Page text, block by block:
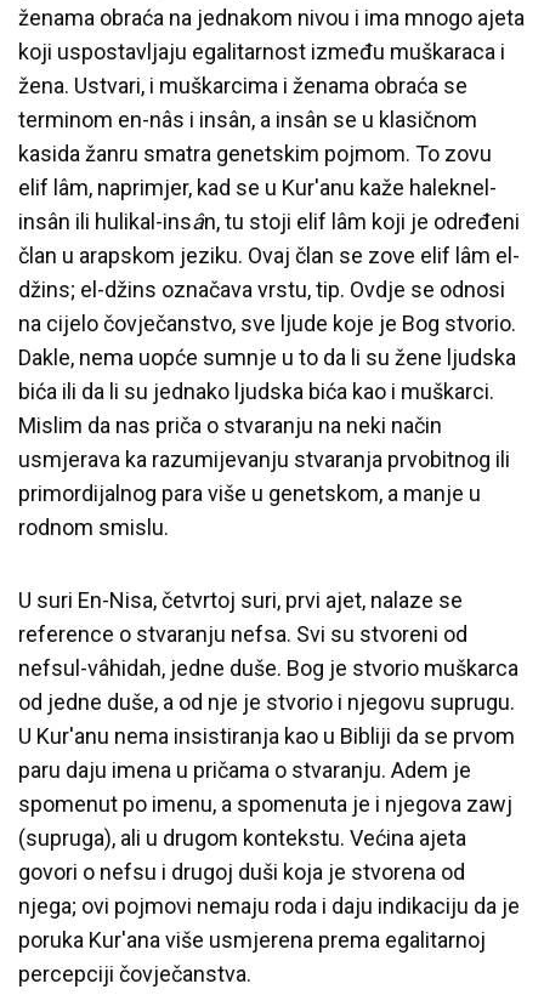
ženama obraća na jednakom nivou i ima mnogo ajeta
koji uspostavljaju egalitarnost između muškaraca i
žena. Ustvari, i muškarcima i ženama obraća se
terminom en-nâs i insân, a insân se u klasičnom
kasida žanru smatra genetskim pojmom. To zovu
elif lâm, naprimjer, kad se u Kur'anu kaže haleknel-
insân ili hulikal-insân, tu stoji elif lâm koji je određeni
član u arapskom jeziku. Ovaj član se zove elif lâm el-
džins; el-džins označava vrstu, tip. Ovdje se odnosi
na cijelo čovječanstvo, sve ljude koje je Bog stvorio.
Dakle, nema uopće sumnje u to da li su žene ljudska
bića ili da li su jednako ljudska bića kao i muškarci.
Mislim da nas priča o stvaranju na neki način
usmjerava ka razumijevanju stvaranja prvobitnog ili
primordijalnog para više u genetskom, a manje u
rodnom smislu.
U suri En-Nisa, četvrtoj suri, prvi ajet, nalaze se
reference o stvaranju nefsa. Svi su stvoreni od
nefsul-vâhidah, jedne duše. Bog je stvorio muškarca
od jedne duše, a od nje je stvorio i njegovu suprugu.
U Kur'anu nema insistiranja kao u Bibliji da se prvom
paru daju imena u pričama o stvaranju. Adem je
spomenut po imenu, a spomenuta je i njegova zawj
(supruga), ali u drugom kontekstu. Većina ajeta
govori o nefsu i drugoj duši koja je stvorena od
njega; ovi pojmovi nemaju roda i daju indikaciju da je
poruka Kur'ana više usmjerena prema egalitarnoj
percepciji čovječanstva.